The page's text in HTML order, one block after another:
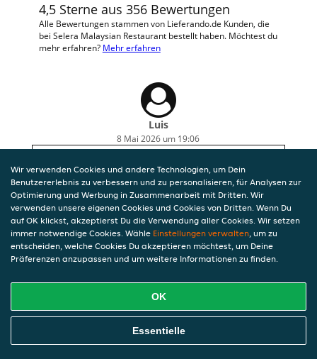
4,5 Sterne aus 356 Bewertungen
Alle Bewertungen stammen von Lieferando.de Kunden, die
bei Selera Malaysian Restaurant bestellt haben. Möchtest du
mehr erfahren? Mehr erfahren
Luis
8 Mai 2026 um 19:06
what you get.
Wir verwenden Cookies und andere Technologien, um Dein
Benutzererlebnis zu verbessern und zu personalisieren, für Analysen zur
Optimierung und Werbung in Zusammenarbeit mit Dritten. Wir
verwenden unsere eigenen Cookies und Cookies von Dritten. Wenn Du
auf OK klickst, akzeptierst Du die Verwendung aller Cookies. Wir setzen
immer notwendige Cookies. Wähle Einstellungen verwalten, um zu
entscheiden, welche Cookies Du akzeptieren möchtest, um Deine
Präferenzen anzupassen und um weitere Informationen zu finden.
OK
Essentielle